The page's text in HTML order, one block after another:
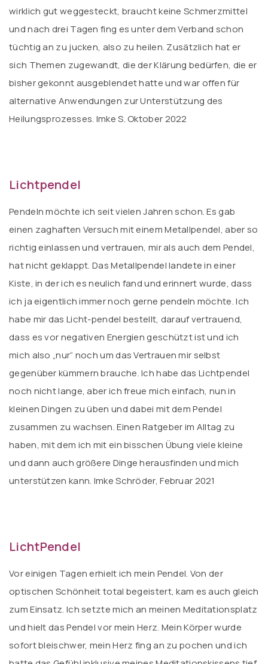
wirklich gut weggesteckt, braucht keine Schmerzmittel
und nach drei Tagen fing es unter dem Verband schon
tüchtig an zu jucken, also zu heilen. Zusätzlich hat er
sich Themen zugewandt, die der Klärung bedürfen, die er
bisher gekonnt ausgeblendet hatte und war offen für
alternative Anwendungen zur Unterstützung des
Heilungsprozesses. Imke S. Oktober 2022
Lichtpendel
Pendeln möchte ich seit vielen Jahren schon. Es gab
einen zaghaften Versuch mit einem Metallpendel, aber so
richtig einlassen und vertrauen, mir als auch dem Pendel,
hat nicht geklappt. Das Metallpendel landete in einer
Kiste, in der ich es neulich fand und erinnert wurde, dass
ich ja eigentlich immer noch gerne pendeln möchte. Ich
habe mir das Licht-pendel bestellt, darauf vertrauend,
dass es vor negativen Energien geschützt ist und ich
mich also „nur“ noch um das Vertrauen mir selbst
gegenüber kümmern brauche. Ich habe das Lichtpendel
noch nicht lange, aber ich freue mich einfach, nun in
kleinen Dingen zu üben und dabei mit dem Pendel
zusammen zu wachsen. Einen Ratgeber im Alltag zu
haben, mit dem ich mit ein bisschen Übung viele kleine
und dann auch größere Dinge herausfinden und mich
unterstützen kann. Imke Schröder, Februar 2021
LichtPendel
Vor einigen Tagen erhielt ich mein Pendel. Von der
optischen Schönheit total begeistert, kam es auch gleich
zum Einsatz. Ich setzte mich an meinen Meditationsplatz
und hielt das Pendel vor mein Herz. Mein Körper wurde
sofort bleischwer, mein Herz fing an zu pochen und ich